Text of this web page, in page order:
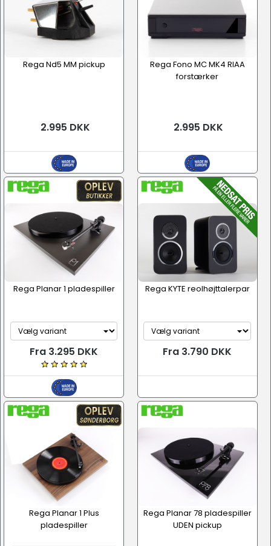
Rega Nd5 MM pickup
2.995 DKK
Rega Fono MC MK4 RIAA
forstærker
2.995 DKK
Rega Planar 1 pladespiller
Fra 3.295 DKK
Rega KYTE reolhøjttalerpar
Fra 3.790 DKK
Rega Planar 1 Plus
pladespiller
Rega Planar 78 pladespiller
UDEN pickup